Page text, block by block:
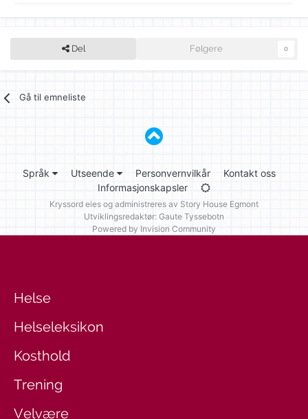
Del Følgere 0
Gå til emneliste
Språk Utseende Personvernvilkår
Kontakt oss
Informasjonskapsler
Kryssord eies og administreres av Story House Egmont
Utviklingsredaktør: Gaute Tyssebotn
Powered by Invision Community
Helse
Helseleksikon
Kosthold
Trening
Velvære